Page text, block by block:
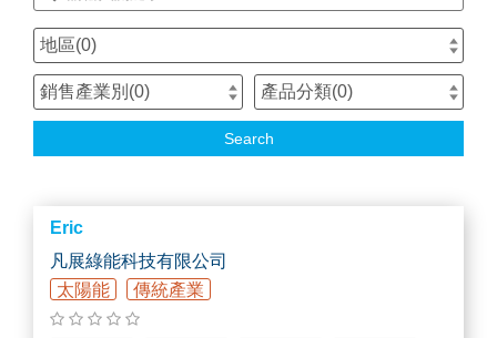
地區(0)
銷售產業別(0) 產品分類(0)
Search
Eric
凡展綠能科技有限公司
太陽能
傳統產業